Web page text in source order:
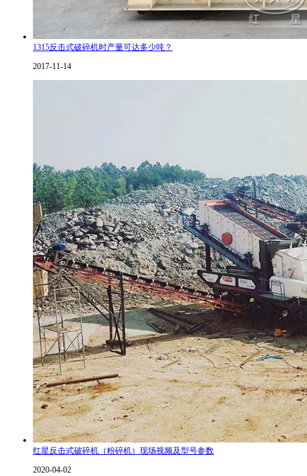
1315反击式破碎机时产量可达多少吨？
2017-11-14
红星反击式破碎机（粉碎机）现场视频及型号参数
2020-04-02